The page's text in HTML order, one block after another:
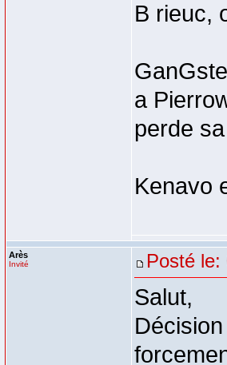
B rieuc,
a
perde
Kenavo
Arès
Invité Posté le:
Salut,